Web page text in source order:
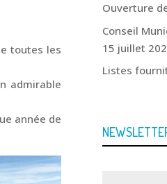
toutes les
admirable
année de
Ouverture
Conseil
15 juillet
Listes